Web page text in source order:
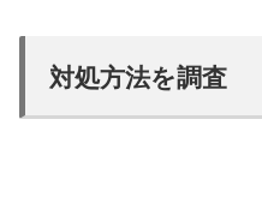
対処方法を調査